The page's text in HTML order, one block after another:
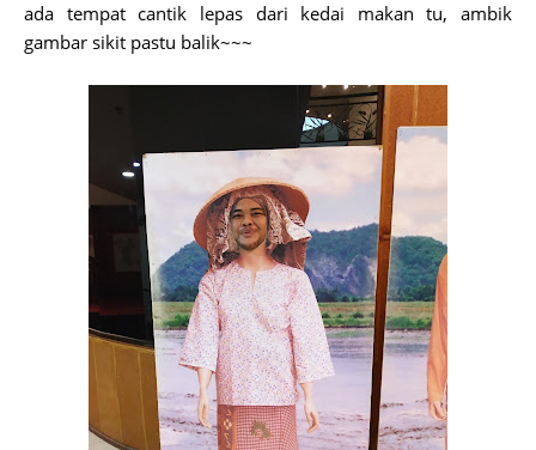
ada tempat cantik lepas dari kedai makan tu, ambik
gambar sikit pastu balik~~~